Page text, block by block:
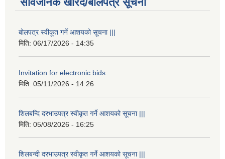
बोलपत्र स्वीकूत गर्ने आशयको सूचना |||
मिति: 06/17/2026 - 14:35
Invitation for electronic bids
मिति: 05/11/2026 - 14:26
शिलबन्दि दरभाउपत्र स्वीकृत गर्ने आशयको सूचना |||
मिति: 05/08/2026 - 16:25
शिलबन्दी दरभाउपत्र स्वीकृत गर्ने आशयको सूचना |||